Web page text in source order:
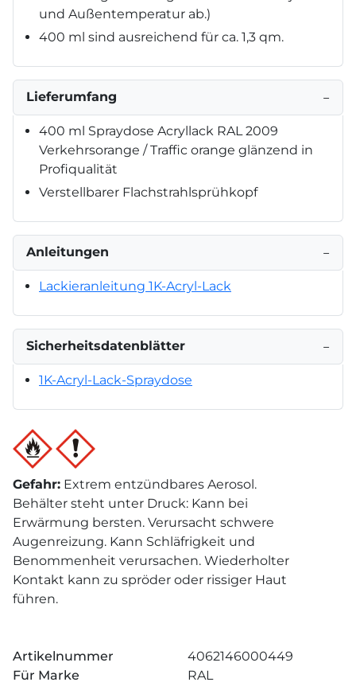
und Außentemperatur ab.)
400 ml sind ausreichend für ca. 1,3 qm.
Lieferumfang −
400 ml Spraydose Acryllack RAL 2009
Verkehrsorange / Traffic orange glänzend in
Profiqualität
Verstellbarer Flachstrahlsprühkopf
Anleitungen −
Lackieranleitung 1K-Acryl-Lack
Sicherheitsdatenblätter −
1K-Acryl-Lack-Spraydose
Gefahr: Extrem entzündbares Aerosol.
Behälter steht unter Druck: Kann bei
Erwärmung bersten. Verursacht schwere
Augenreizung. Kann Schläfrigkeit und
Benommenheit verursachen. Wiederholter
Kontakt kann zu spröder oder rissiger Haut
führen.
Artikelnummer
4062146000449
Für Marke
RAL